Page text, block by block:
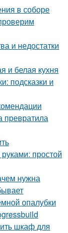
в соборе
и недостатки
и белая кухня
подсказки и
превратила
простой
нужна
опалубки
шкаф для